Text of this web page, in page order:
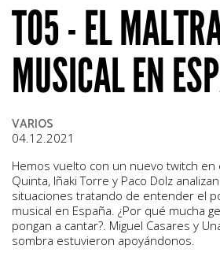
T05 - EL
MUSICAL EN
VARIOS
04.12.2021
Hemos vuelto con un nuevo twitch en
Quinta, Iñaki Torre y Paco Dolz
situaciones tratando de entender el
musical en España. ¿Por qué mucha
pongan a cantar?. Miguel Casares y
sombra estuvieron apoyándonos.